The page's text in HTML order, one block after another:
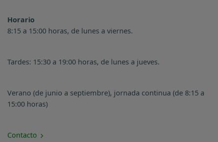
Horario
8:15 a 15:00 horas, de lunes a viernes.
Tardes: 15:30 a 19:00 horas, de lunes a jueves.
Verano (de junio a septiembre), jornada continua (de 8:15 a
15:00 horas)
Contacto